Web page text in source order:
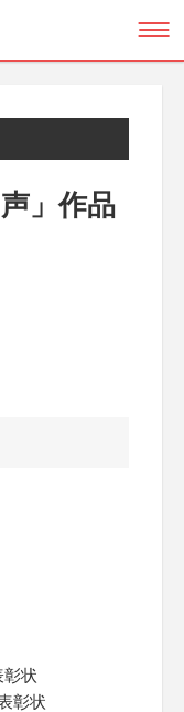
」作品
状
彰状